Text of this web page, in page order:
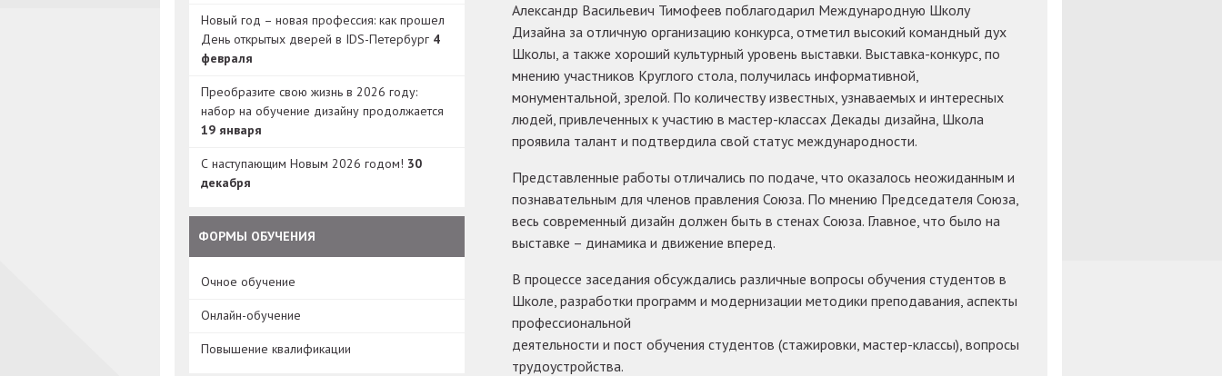
Новый год – новая профессия: как прошел
День открытых дверей в IDS-Петербург 4
февраля
Преобразите свою жизнь в 2026 году:
набор на обучение дизайну продолжается
19 января
С наступающим Новым 2026 годом! 30
декабря
ФОРМЫ ОБУЧЕНИЯ
Очное обучение
Онлайн-обучение
Повышение квалификации
Александр Васильевич Тимофеев поблагодарил Международную Школу
Дизайна за отличную организацию конкурса, отметил высокий командный дух
Школы, а также хороший культурный уровень выставки. Выставка-конкурс, по
мнению участников Круглого стола, получилась информативной,
монументальной, зрелой. По количеству известных, узнаваемых и интересных
людей, привлеченных к участию в мастер-классах Декады дизайна, Школа
проявила талант и подтвердила свой статус международности.
Представленные работы отличались по подаче, что оказалось неожиданным и
познавательным для членов правления Союза. По мнению Председателя Союза,
весь современный дизайн должен быть в стенах Союза. Главное, что было на
выставке – динамика и движение вперед.
В процессе заседания обсуждались различные вопросы обучения студентов в
Школе, разработки программ и модернизации методики преподавания, аспекты
профессиональной
деятельности и пост обучения студентов (стажировки, мастер-классы), вопросы
трудоустройства.